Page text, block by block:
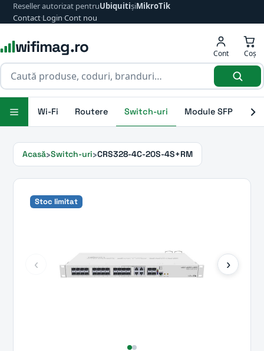
Reseller autorizat pentruUbiquitișiMikroTik
Contact·Login·Cont nou
wifimag.ro Cont Coș
Wi-Fi Routere Switch-uri Module SFP
Acasă Switch-uri CRS328-4C-20S-4S+RM
‹ ›
Stoc limitat